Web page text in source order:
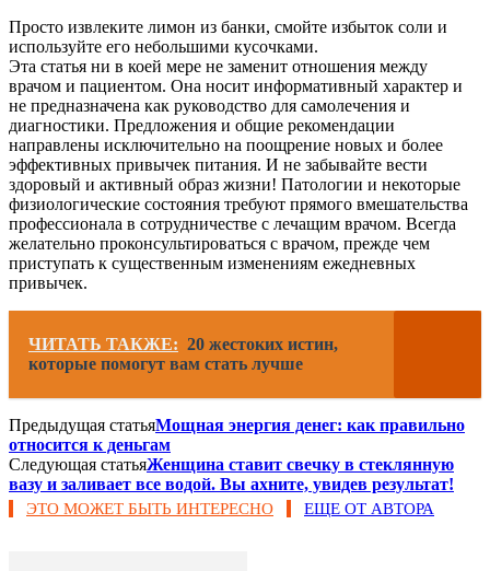
Просто извлеките лимон из банки, смойте избыток соли и
используйте его небольшими кусочками.
Эта статья ни в коей мере не заменит отношения между
врачом и пациентом. Она носит информативный характер и
не предназначена как руководство для самолечения и
диагностики. Предложения и общие рекомендации
направлены исключительно на поощрение новых и более
эффективных привычек питания. И не забывайте вести
здоровый и активный образ жизни! Патологии и некоторые
физиологические состояния требуют прямого вмешательства
профессионала в сотрудничестве с лечащим врачом. Всегда
желательно проконсультироваться с врачом, прежде чем
приступать к существенным изменениям ежедневных
привычек.
ЧИТАТЬ ТАКЖЕ: 20 жестоких истин,
которые помогут вам стать лучше
Предыдущая статьяМощная энергия денег: как правильно
относится к деньгам
Следующая статьяЖенщина ставит свечку в стеклянную
вазу и заливает все водой. Вы ахните, увидев результат!
ЭТО МОЖЕТ БЫТЬ ИНТЕРЕСНО ЕЩЕ ОТ АВТОРА